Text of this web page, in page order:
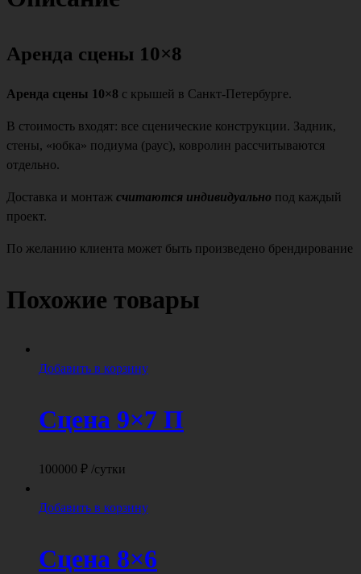
Аренда сцены 10×8
Аренда сцены 10×8 с крышей в Санкт-Петербурге.
В стоимость входят: все сценические конструкции. Задник,
стены, «юбка» подиума (раус), ковролин рассчитываются
отдельно.
Доставка и монтаж считаются индивидуально под каждый
проект.
По желанию клиента может быть произведено брендирование
Похожие товары
Добавить в корзину
Сцена 9×7 П
100000 ₽ /сутки
Добавить в корзину
Сцена 8×6